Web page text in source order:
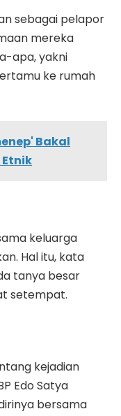
sebagai pelapor
mereka
apa, yakni
ke rumah
Bakal
keluarga
Hal itu, kata
tanya besar
setempat.
kejadian
Edo Satya
bersama